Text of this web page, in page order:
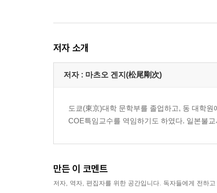
저자 소개
저자 : 마츠오 겐지(松尾剛次)
도쿄(東京)대학 문학부를 졸업하고, 동 대학
COE특임교수를 역임하기도 하였다. 일본불
만든 이 코멘트
저자, 역자, 편집자를 위한 공간입니다. 독자들에게 전하